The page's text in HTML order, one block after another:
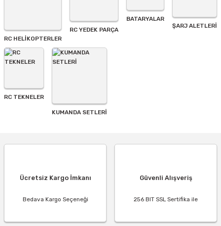
Gönder
RC HELİKOPTERLER
RC YEDEK PARÇA
BATARYALAR
ŞARJ ALETLERI
RC TEKNELER
KUMANDA SETLERİ
Ücretsiz Kargo İmkanı
Bedava Kargo Seçeneği
Güvenli Alışveriş
256 BIT SSL Sertifika ile